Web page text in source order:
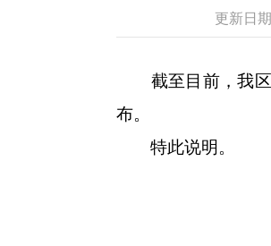
更新日
截至目前，我区
布。
特此说明。